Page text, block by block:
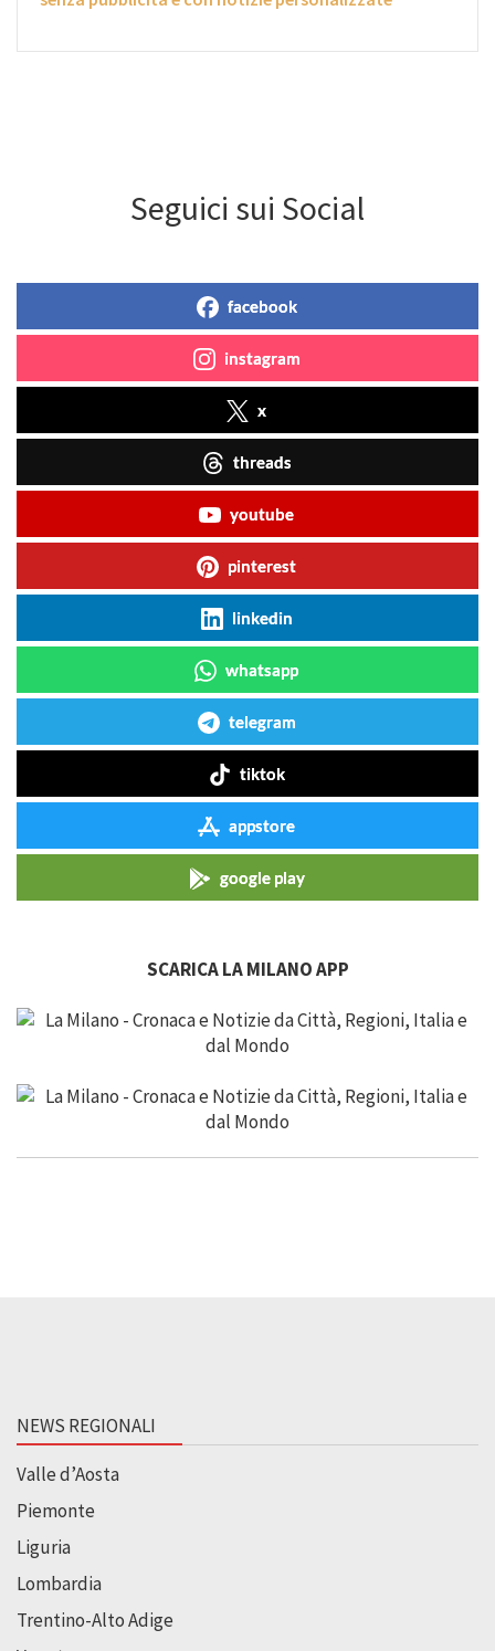
Seguici sui Social
facebook
instagram
x
threads
youtube
pinterest
linkedin
whatsapp
telegram
tiktok
appstore
google play
SCARICA LA MILANO APP
NEWS REGIONALI
Valle d’Aosta
Piemonte
Liguria
Lombardia
Trentino-Alto Adige